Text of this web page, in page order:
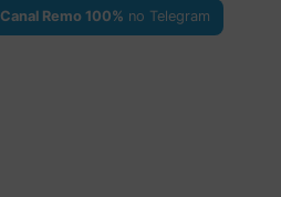
Canal Remo 100% no Telegram